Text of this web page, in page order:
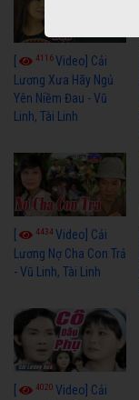
4116Video] Cải
Lương Xưa Hãy Ngủ
Yên Niềm Đau - Vũ
Linh, Tài Linh
4434Video] Cải
Lương Nợ Cha Con Trả
- Vũ Linh, Tài Linh
[ 4020 Video] Cải